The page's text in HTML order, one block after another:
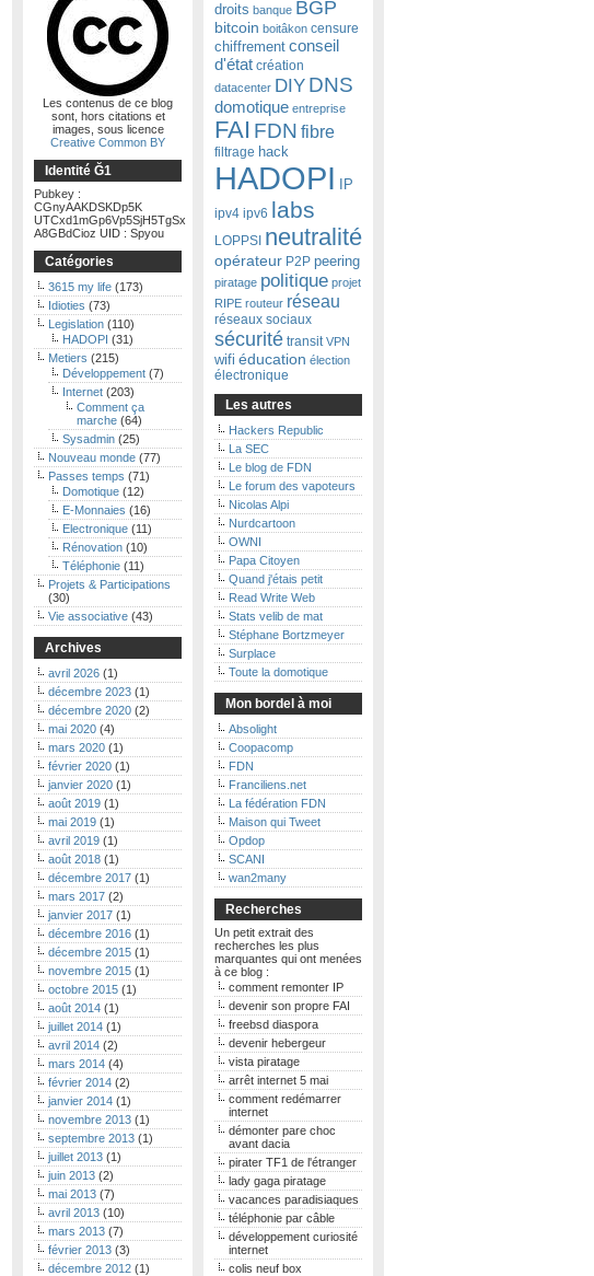
Les contenus de ce blog
sont, hors citations et
images, sous licence
Creative Common BY
Identité Ğ1
Pubkey :
CGnyAAKDSKDp5K
UTCxd1mGp6Vp5SjH5TgSx
A8GBdCioz UID : Spyou
Catégories
3615 my life (173)
Idioties (73)
Legislation (110)
HADOPI (31)
Metiers (215)
Développement (7)
Internet (203)
Comment ça
marche (64)
Sysadmin (25)
Nouveau monde (77)
Passes temps (71)
Domotique (12)
E-Monnaies (16)
Electronique (11)
Rénovation (10)
Téléphonie (11)
Projets & Participations
(30)
Vie associative (43)
Archives
avril 2026 (1)
décembre 2023 (1)
décembre 2020 (2)
mai 2020 (4)
mars 2020 (1)
février 2020 (1)
janvier 2020 (1)
août 2019 (1)
mai 2019 (1)
avril 2019 (1)
août 2018 (1)
décembre 2017 (1)
mars 2017 (2)
janvier 2017 (1)
décembre 2016 (1)
décembre 2015 (1)
novembre 2015 (1)
octobre 2015 (1)
août 2014 (1)
juillet 2014 (1)
avril 2014 (2)
mars 2014 (4)
février 2014 (2)
janvier 2014 (1)
novembre 2013 (1)
septembre 2013 (1)
juillet 2013 (1)
juin 2013 (2)
mai 2013 (7)
avril 2013 (10)
mars 2013 (7)
février 2013 (3)
décembre 2012 (1)
droits banque BGP
bitcoin boitâkon censure
chiffrement conseil
d'état création
datacenter DIY DNS
domotique entreprise
FAI FDN fibre
filtrage hack
HADOPI
IP
ipv4 ipv6 labs
LOPPSI neutralité
opérateur P2P peering
piratage politique projet
RIPE routeur réseau
réseaux sociaux
sécurité transit VPN
wifi éducation élection
électronique
Les autres
Hackers Republic
La SEC
Le blog de FDN
Le forum des vapoteurs
Nicolas Alpi
Nurdcartoon
OWNI
Papa Citoyen
Quand j'étais petit
Read Write Web
Stats velib de mat
Stéphane Bortzmeyer
Surplace
Toute la domotique
Mon bordel à moi
Absolight
Coopacomp
FDN
Franciliens.net
La fédération FDN
Maison qui Tweet
Opdop
SCANI
wan2many
Recherches
Un petit extrait des
recherches les plus
marquantes qui ont menées
à ce blog :
comment remonter IP
devenir son propre FAI
freebsd diaspora
devenir hebergeur
vista piratage
arrêt internet 5 mai
comment redémarrer
internet
démonter pare choc
avant dacia
pirater TF1 de l'étranger
lady gaga piratage
vacances paradisiaques
téléphonie par câble
développement curiosité
internet
colis neuf box